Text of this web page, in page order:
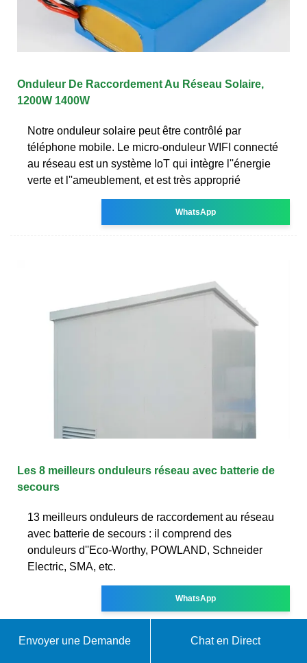
Onduleur De Raccordement Au Réseau Solaire,
1200W 1400W
Notre onduleur solaire peut être contrôlé par
téléphone mobile. Le micro-onduleur WIFI connecté
au réseau est un système IoT qui intègre l''énergie
verte et l''ameublement, et est très approprié
WhatsApp
Les 8 meilleurs onduleurs réseau avec batterie de
secours
13 meilleurs onduleurs de raccordement au réseau
avec batterie de secours : il comprend des
onduleurs d''Eco-Worthy, POWLAND, Schneider
Electric, SMA, etc.
WhatsApp
Envoyer une Demande Chat en Direct